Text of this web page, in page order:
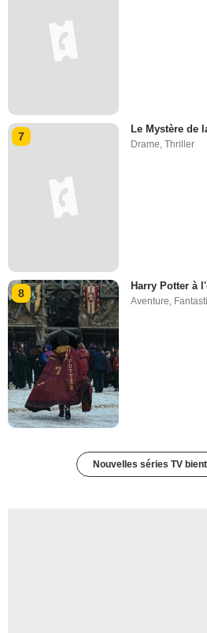
7
Le Mystère de
Drame,Thriller
8
Harry Potter à
Aventure
Nouvelles séries TV